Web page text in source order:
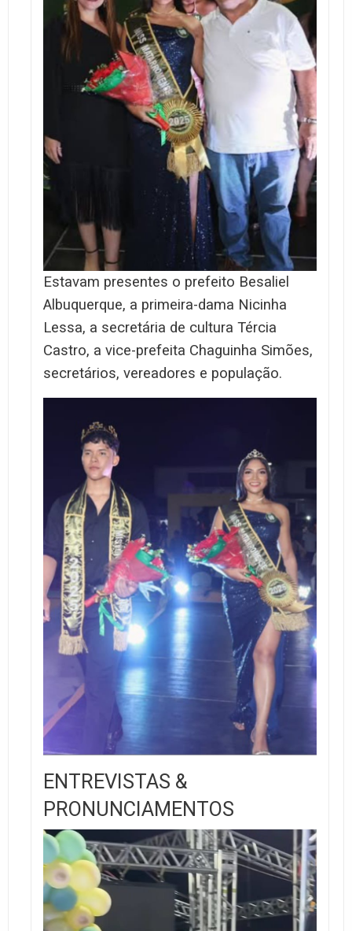
Estavam presentes o prefeito Besaliel
Albuquerque, a primeira-dama Nicinha
Lessa, a secretária de cultura Tércia
Castro, a vice-prefeita Chaguinha Simões,
secretários, vereadores e população.
ENTREVISTAS &
PRONUNCIAMENTOS